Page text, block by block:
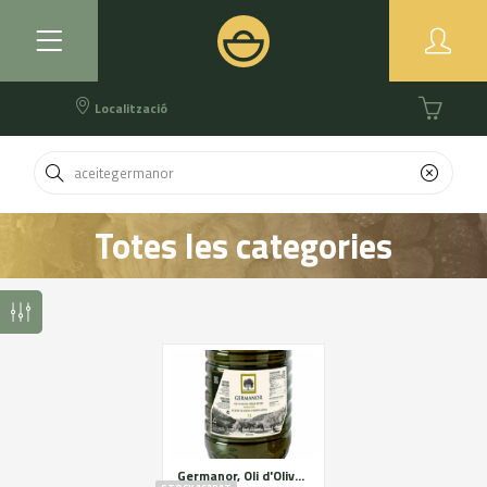
Localització
Totes les categories
Germanor, Oli d'Oliva Verge Extra d'Arbequina, garrafa de 5litres